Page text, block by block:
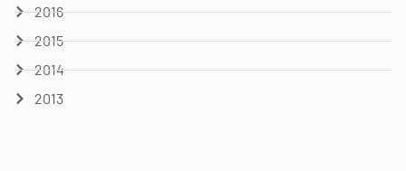
2016
2015
2014
2013